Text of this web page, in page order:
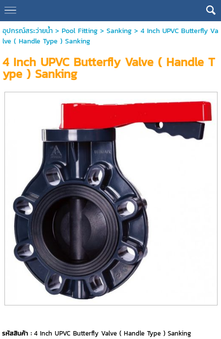
อุปกรณ์สระว่ายน้ำ> Pool Fitting> Sanking> 4 Inch UPVC Butterfly Va
lve ( Handle Type ) Sanking
4 Inch UPVC Butterfly Valve ( Handle T
ype ) Sanking
รหัสสินค้า :4 Inch UPVC Butterfly Valve ( Handle Type ) Sanking